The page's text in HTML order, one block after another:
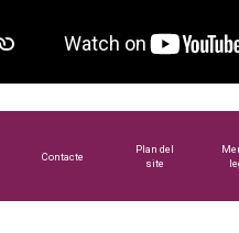
Contacte
Plan del
site